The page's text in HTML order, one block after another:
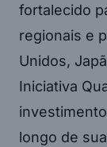
fortalecido
regionais e
Unidos,
Iniciativa
longo de